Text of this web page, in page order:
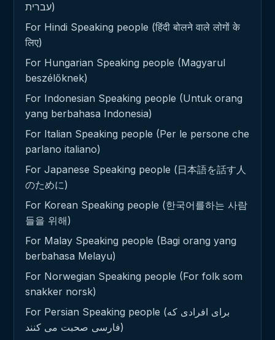
עברית)
For Hindi Speaking people (हिंदी बोलने वाले लोगों के
लिए)
For Hungarian Speaking people (Magyarul
beszélőknek)
For Indonesian Speaking people (Untuk orang
yang berbahasa Indonesia)
For Italian Speaking people (Per le persone che
parlano italiano)
For Japanese Speaking people (日本語を話す人
のために)
For Korean Speaking people (한국어를하는 사람
들을 위해)
For Malay Speaking people (Bagi orang yang
berbahasa Melayu)
For Norwegian Speaking people (For folk som
snakker norsk)
For Persian Speaking people (برای افرادی که
فارسی صحبت می کنند)